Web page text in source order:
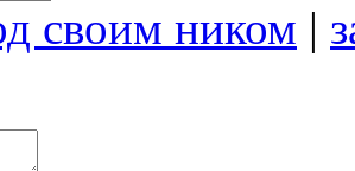
своим ником |